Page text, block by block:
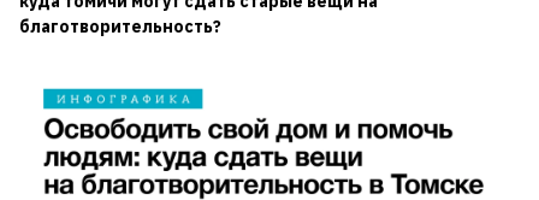
благотворительность?